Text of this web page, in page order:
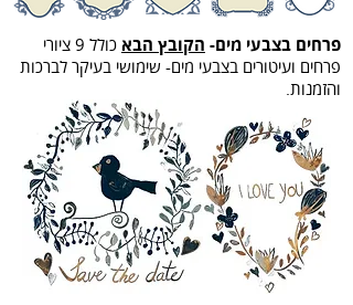
פרחים בצבעי מים- הקובץ הבא
כולל 9 ציורי
פרחים ועיטורים בצבעי מים- שימושי בעיקר לברכות
והזמנות.